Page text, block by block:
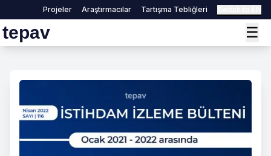
Projeler Araştırmacılar Tartışma Tebliğleri
tepav ☰